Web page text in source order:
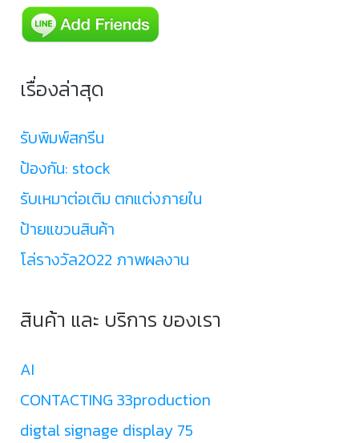
เรื่องล่าสุด
รับพิมพ์สกรีน
ป้องกัน: stock
รับเหมาต่อเติม ตกแต่งภายใน
ป้ายแขวนสินค้า
โล่รางวัล2022 ภาพผลงาน
สินค้า และ บริการ ของเรา
AI
CONTACTING 33production
digtal signage display 75